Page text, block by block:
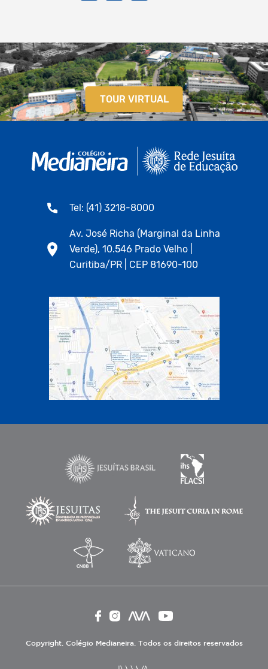
TOUR VIRTUAL
Tel: (41) 3218-8000
Av. José Richa (Marginal da Linha
Verde), 10.546 Prado Velho |
Curitiba/PR | CEP 81690-100
Copyright. Colégio Medianeira. Todos os direitos reservados